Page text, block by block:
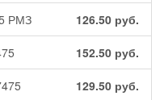
РМЗ 126.50 руб.
152.50 руб.
129.50 руб.